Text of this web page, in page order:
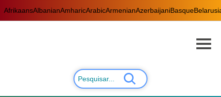
AfrikaansAlbanianAmharicArabicArmenianAzerbaijaniBasque